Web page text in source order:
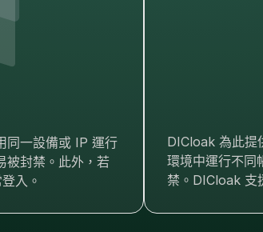
同一設備或 IP 運行
被封禁。此外，若
入。
DICloak 為此提
環境中運行不同
禁。DICloak 支